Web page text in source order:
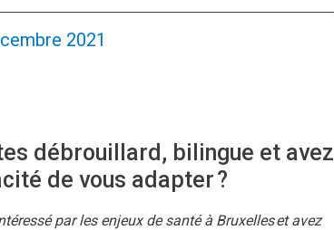
2021
débrouillard, bilingue et avez
de vous adapter ?
par les enjeux de santé à Bruxelles et avez